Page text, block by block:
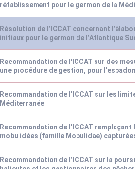
rétablissement pour le germon de la
Résolution de l’ICCAT concernant
initiaux pour le germon de l’Atlantique
Recommandation de l'ICCAT sur des
une procédure de gestion, pour
Recommandation de l’ICCAT sur les
Méditerranée
Recommandation de l’ICCAT
mobulidées (famille Mobulidae)
Recommandation de l’ICCAT sur la